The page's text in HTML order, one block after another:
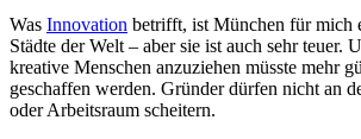
Was Innovation betrifft, ist München für mich
Städte der Welt – aber sie ist auch sehr teuer.
kreative Menschen anzuziehen müsste mehr
geschaffen werden. Gründer dürfen nicht an
oder Arbeitsraum scheitern.